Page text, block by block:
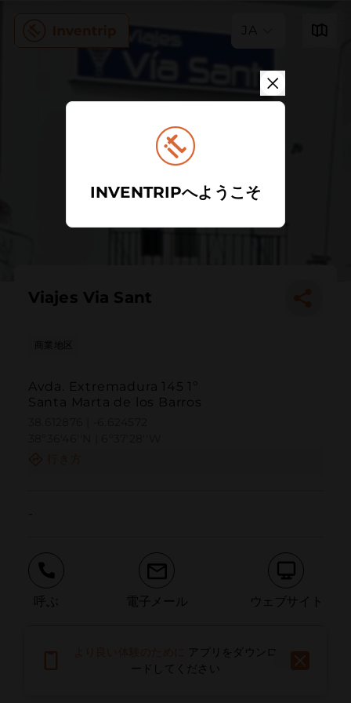
JA
Viajes Via Sant
商業地区
Avda. Extremadura 145 1º
Santa Marta de los Barros
呼ぶ 電子メール ウェブサイト
問題を報告する
アプリをダウンロ
ードしてください
INVENTRIPへようこそ